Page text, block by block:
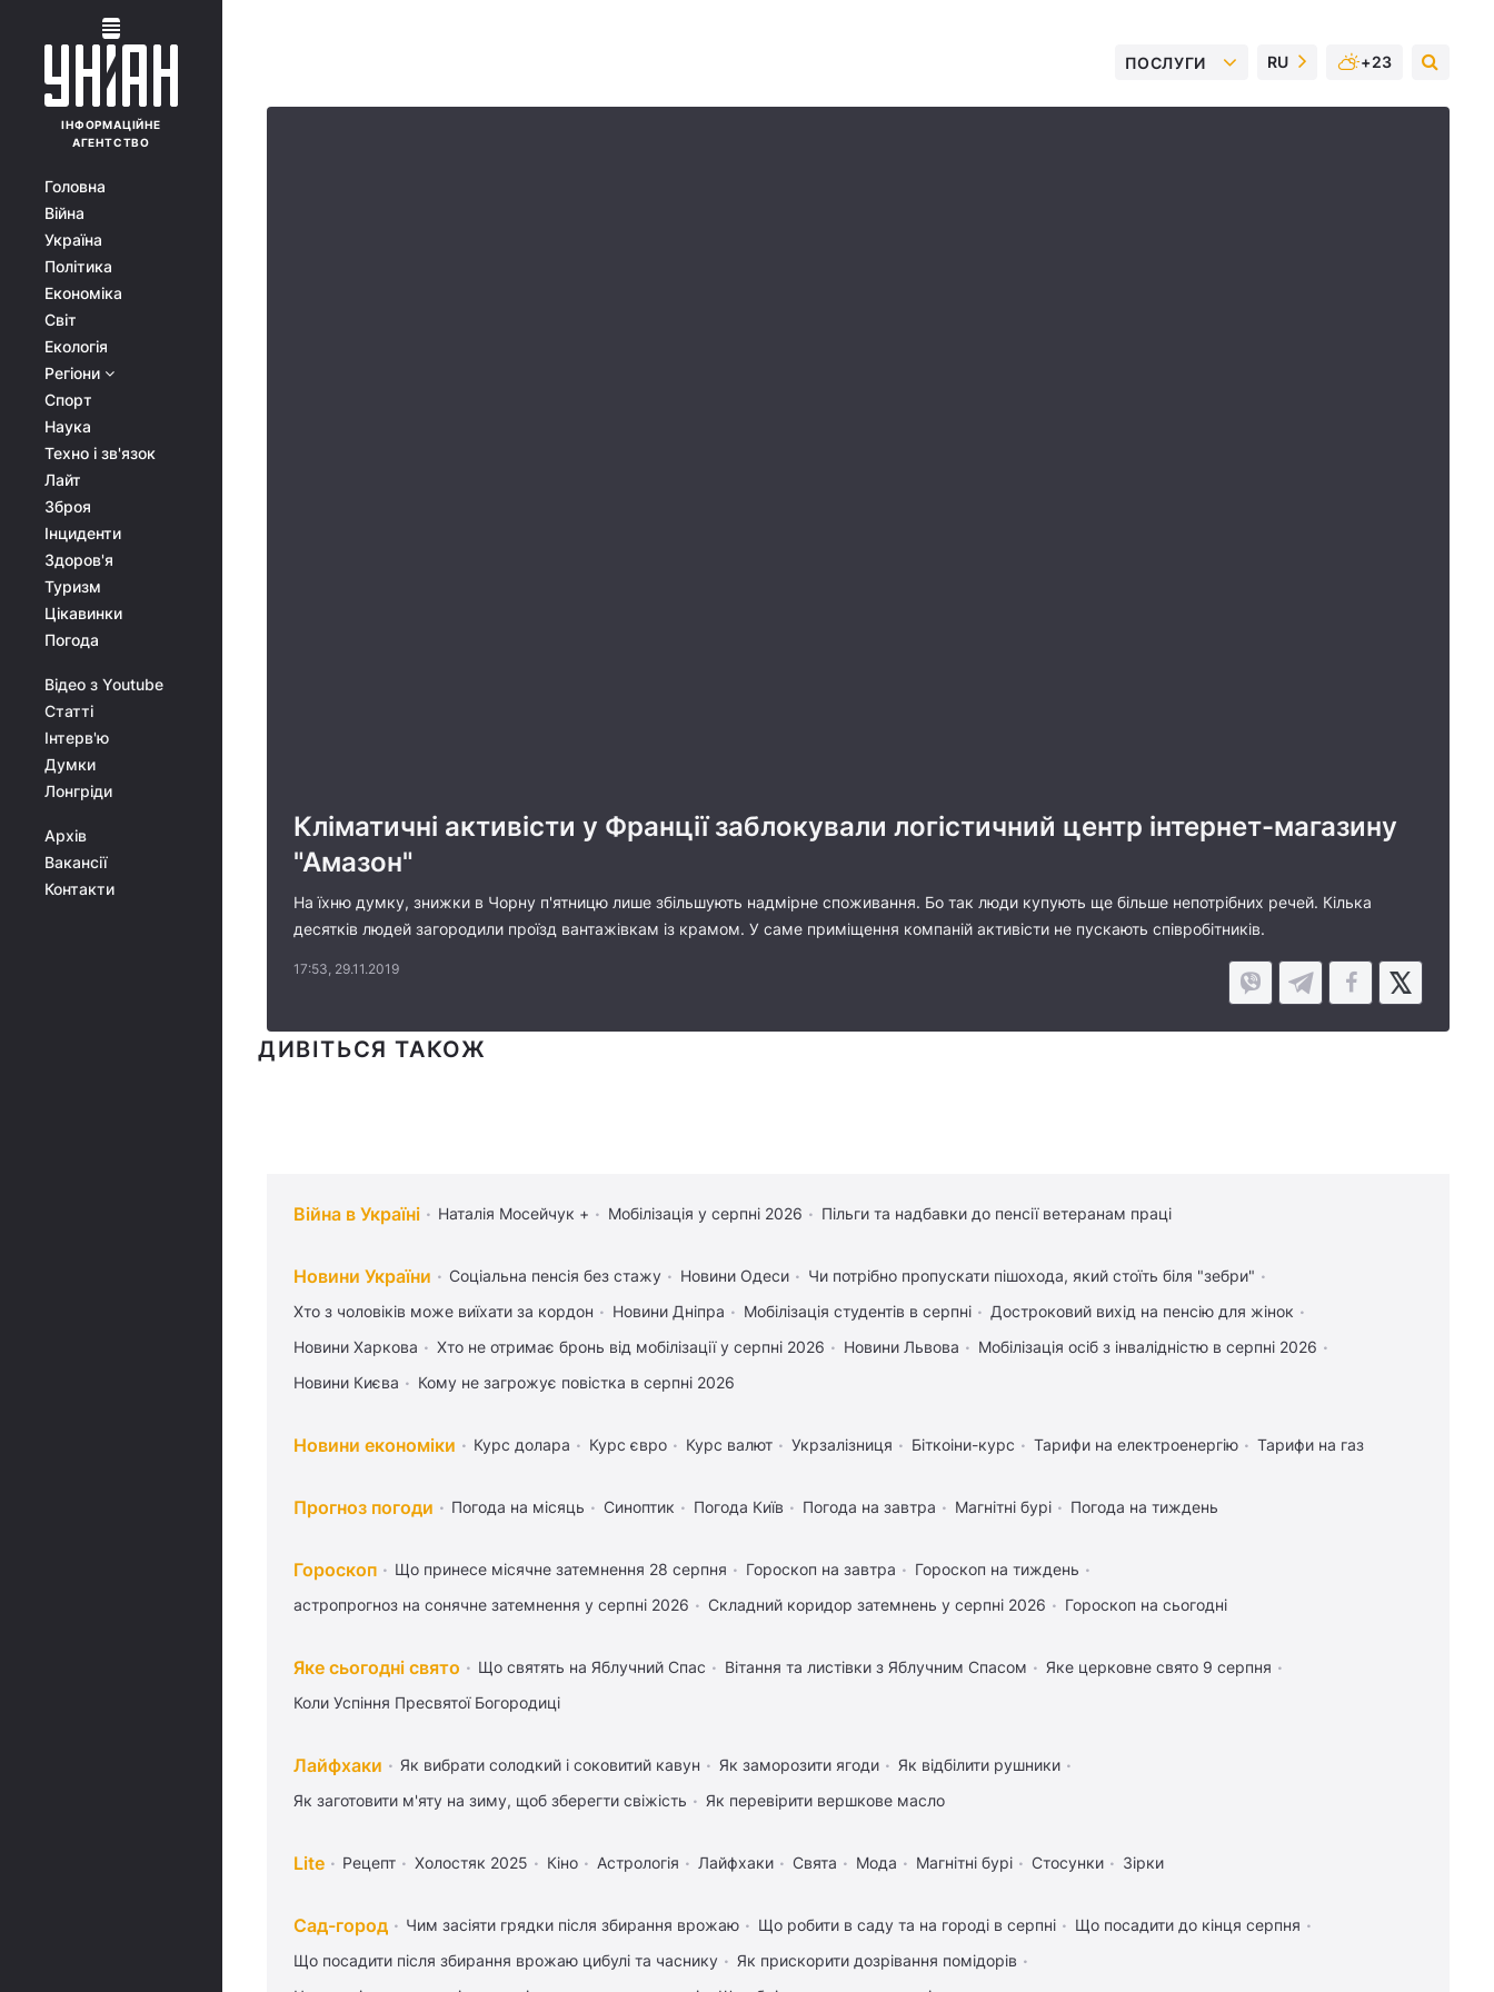
ІНФОРМАЦІЙНЕ
АГЕНТСТВО
Головна
Війна
Україна
Політика
Економіка
Світ
Екологія
Регіони
Спорт
Наука
Техно і зв'язок
Лайт
Зброя
Інциденти
Здоров'я
Туризм
Цікавинки
Погода
Відео з Youtube
Статті
Інтерв'ю
Думки
Лонгріди
Архів
Вакансії
Контакти
ПОСЛУГИ RU +23
Кліматичні активісти у Франції заблокували логістичний центр інтернет-магазину
"Амазон"
На їхню думку, знижки в Чорну п'ятницю лише збільшують надмірне споживання. Бо так люди купують ще більше непотрібних речей. Кілька
десятків людей загородили проїзд вантажівкам із крамом. У саме приміщення компаній активісти не пускають співробітників.
17:53, 29.11.2019
ДИВІТЬСЯ ТАКОЖ
Війна в Україні Наталія Мосейчук + Мобілізація у серпні 2026 Пільги та надбавки до пенсії ветеранам праці
Новини України Соціальна пенсія без стажу Новини Одеси
Чи потрібно пропускати пішохода, який стоїть біля "зебри"
Хто з чоловіків може виїхати за кордон
Новини Дніпра Мобілізація студентів в серпні
Достроковий вихід на пенсію для жінок
Новини Харкова
Хто не отримає бронь від мобілізації у серпні 2026 Новини Львова
Мобілізація осіб з інвалідністю в серпні 2026
Новини Києва
Кому не загрожує повістка в серпні 2026
Новини економіки Курс долара Курс євро Курс валют Укрзалізниця Біткоіни-курс Тарифи на електроенергію Тарифи на газ
Прогноз погоди Погода на місяць Синоптик Погода Київ Погода на завтра Магнітні бурі Погода на тиждень
Гороскоп Що принесе місячне затемнення 28 серпня Гороскоп на завтра
Гороскоп на тиждень
астропрогноз на сонячне затемнення у серпні 2026
Складний коридор затемнень у серпні 2026 Гороскоп на сьогодні
Яке сьогодні свято Що святять на Яблучний Спас Вітання та листівки з Яблучним Спасом
Яке церковне свято 9 серпня
Коли Успіння Пресвятої Богородиці
Лайфхаки Як вибрати солодкий і соковитий кавун Як заморозити ягоди
Як відбілити рушники
Як заготовити м'яту на зиму, щоб зберегти свіжість
Як перевірити вершкове масло
Lite Рецепт Холостяк 2025 Кіно Астрологія Лайфхаки Свята Мода Магнітні бурі Стосунки Зірки
Сад-город Чим засіяти грядки після збирання врожаю Що робити в саду та на городі в серпні
Що посадити до кінця серпня
Що посадити після збирання врожаю цибулі та часнику
Як прискорити дозрівання помідорів